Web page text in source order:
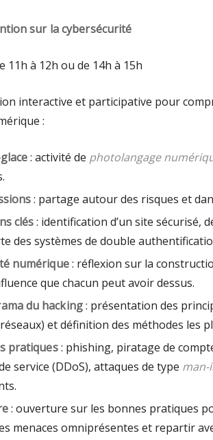
sur la cybersécurité
11h à 12h ou de 14h à 15h
interactive et participative pour
:
: activité de photolangage
: partage autour des risques et
clés: identification d’un site sécurisé,
des systèmes de double
numérique: réflexion sur la
que chacun peut avoir dessus.
du hacking: présentation des
et définition des méthodes les
pratiques: phishing, piratage de
service (DDoS), attaques de type man-
: ouverture sur les bonnes pratiques
menaces omniprésentes et repartir